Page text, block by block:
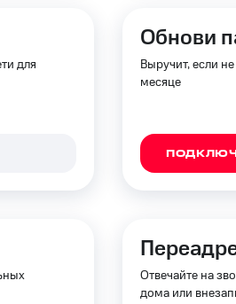
доход 15%
Супер дешевле при оплате с
для
Обнови
Выручит, если
месяце
Отвечайте на
дома или